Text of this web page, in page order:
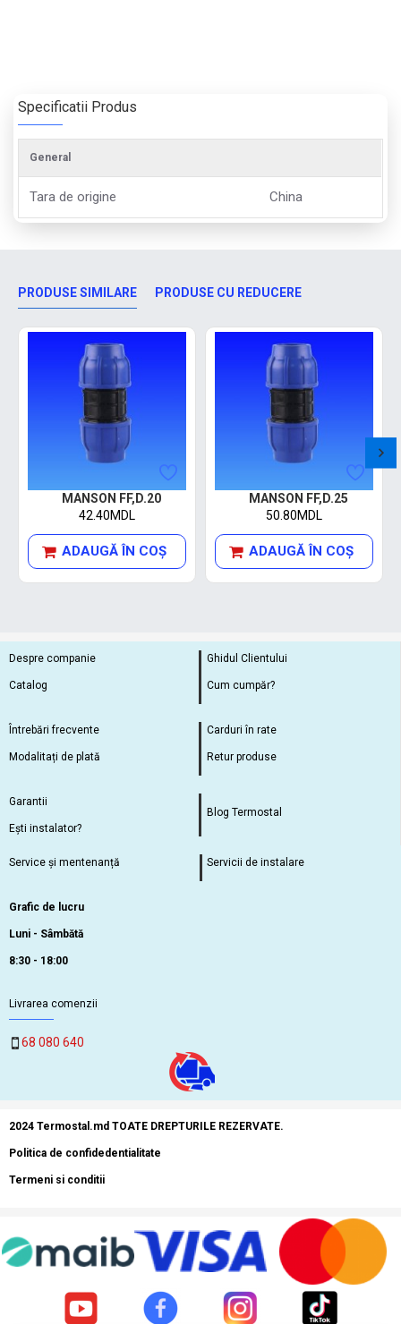
Specificatii Produs
General
Tara de origine China
PRODUSE SIMILARE PRODUSE CU REDUCERE
MANSON FF,D.20
42.40MDL
ADAUGĂ ÎN COŞ
MANSON FF,D.25
50.80MDL
ADAUGĂ ÎN COŞ
Despre companie
Catalog
Ghidul Clientului
Cum cumpăr?
Întrebări frecvente
Modalitați de plată
Carduri în rate
Retur produse
Garantii
Ești instalator?
Blog Termostal
Service și mentenanță Servicii de instalare
Grafic de lucru
Luni - Sâmbătă
8:30 - 18:00
Livrarea comenzii
68 080 640
2024 Termostal.md TOATE DREPTURILE REZERVATE.
Politica de confidedentialitate
Termeni si conditii